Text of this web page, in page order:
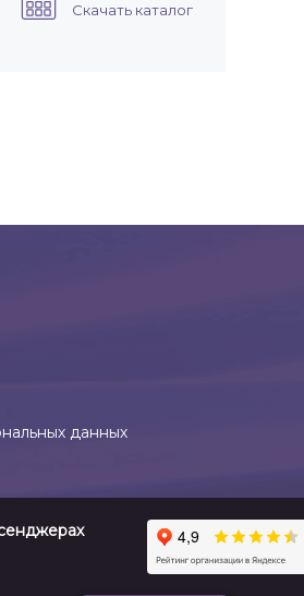
Скачать каталог
данных